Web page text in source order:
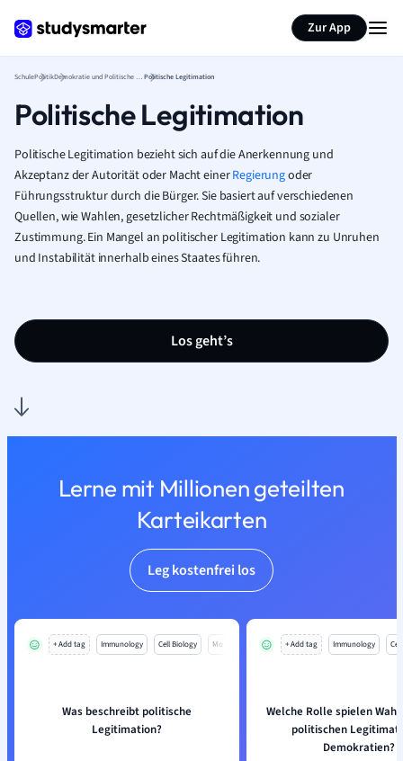
Zur App
SchulePolitik Demokratie und Politische SystemePolitische Legitimation
Politische Legitimation
Politische Legitimation bezieht sich auf die Anerkennung und
Akzeptanz der Autorität oder Macht einerRegierungoder
Führungsstruktur durch die Bürger. Sie basiert auf verschiedenen
Quellen, wie Wahlen, gesetzlicher Rechtmäßigkeit und sozialer
Zustimmung. Ein Mangel an politischer Legitimation kann zu Unruhen
und Instabilität innerhalb eines Staates führen.
Los geht’s
Lerne mit Millionen geteilten
Karteikarten
Leg kostenfrei los
+ Add tag Immunology Cell Biology Mo
Was beschreibt politische
Legitimation?
+ Add tag Immunology
Welche Rolle spielen
politischen
Demokratien?
Seite zusammenfassen